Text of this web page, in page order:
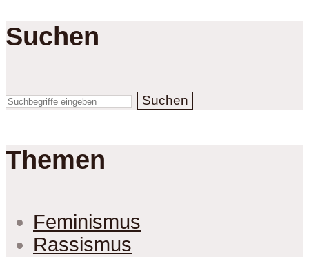
Suchen
Suchen
Themen
Feminismus
Rassismus